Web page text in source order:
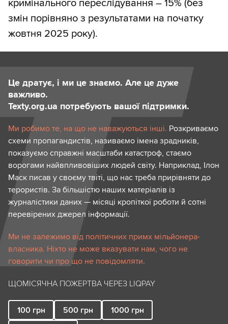
кримінального переслідування – 15% (без
змін порівняно з результатами на початку
жовтня 2025 року).
Це дратує, і ми це знаємо. Але це дуже
важливо.
Texty.org.ua потребують вашої підтримки.
Ми робимо те, на що не наважуються інші. Розкриваємо
схеми пропагандистів, називаємо імена зрадників,
показуємо справжні масштаби катастроф, стаємо
ворогами найвпливовіших людей світу. Наприклад, Ілон
Маск писав у своєму твіті, що нас треба прирівняти до
терористів. За більшістю наших матеріалів із
журналістики даних — місяці кропіткої роботи й сотні
перевірених джерел інформації.
Ми не залежимо від політичних примх мільйонера-
власника. Ніхто не може вказувати нам, чого не
говорити чи про що не повідомляти.
ЩОМІСЯЧНА ПОЖЕРТВА ЧЕРЕЗ LIQPAY
100 грн 500 грн 1000 грн